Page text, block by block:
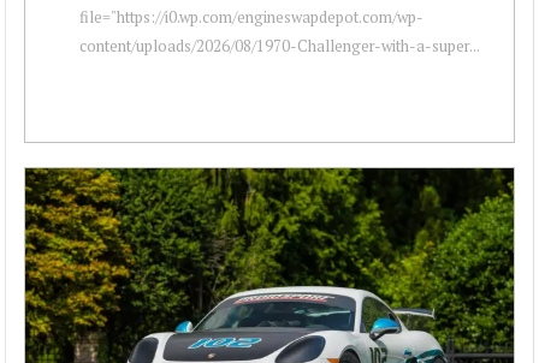
file="https://i0.wp.com/engineswapdepot.com/wp-
content/uploads/2026/08/1970-Challenger-with-a-super...